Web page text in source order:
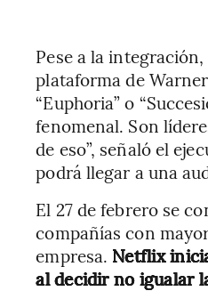
Pese a la
plataforma de
“Euphoria” o
fenomenal. Son
de eso”, señaló el
podrá llegar a una
El 27 de febrero se
compañías con
empresa. Netflix
al decidir no igualar